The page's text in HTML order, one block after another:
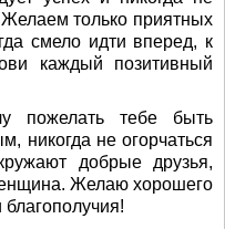
Желаем только приятных
смело идти вперед, к
каждый позитивный
пожелать тебе быть
никогда не огорчаться
добрые друзья,
Желаю хорошего